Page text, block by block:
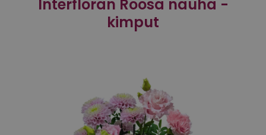
Interfloran Roosa nauha -
kimput